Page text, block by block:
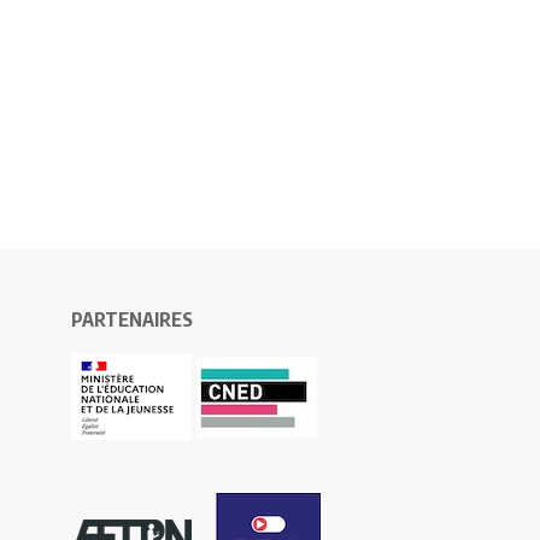
PARTENAIRES